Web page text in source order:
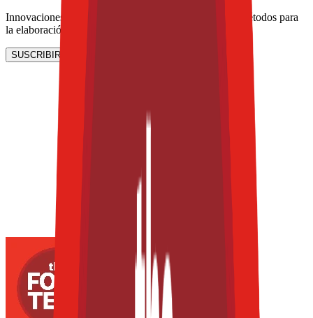
Innovaciones en aditivos, ingredientes, tecnologías y métodos para
la elaboración de productos de panadería y snacks.
SUSCRIBIRME AHORA